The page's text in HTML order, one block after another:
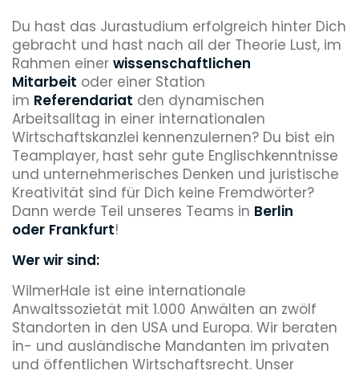
Du hast das Jurastudium erfolgreich hinter Dich
gebracht und hast nach all der Theorie Lust, im
Rahmen einer wissenschaftlichen
Mitarbeit oder einer Station
im Referendariat den dynamischen
Arbeitsalltag in einer internationalen
Wirtschaftskanzlei kennenzulernen? Du bist ein
Teamplayer, hast sehr gute Englischkenntnisse
und unternehmerisches Denken und juristische
Kreativität sind für Dich keine Fremdwörter?
Dann werde Teil unseres Teams in Berlin
oder Frankfurt!
Wer wir sind:
WilmerHale ist eine internationale
Anwaltssozietät mit 1.000 Anwälten an zwölf
Standorten in den USA und Europa. Wir beraten
in- und ausländische Mandanten im privaten
und öffentlichen Wirtschaftsrecht. Unser